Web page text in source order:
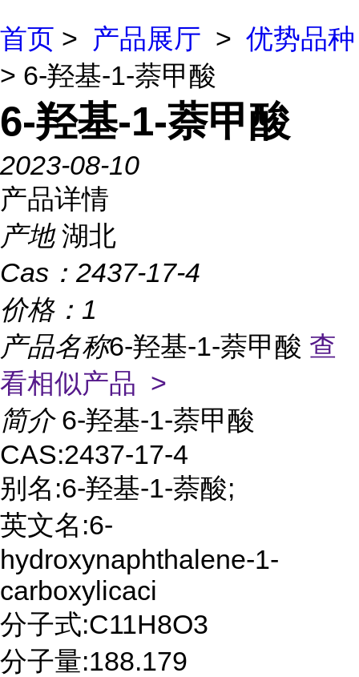
首页 > 产品展厅 > 优势品种
> 6-羟基-1-萘甲酸
6-羟基-1-萘甲酸
2023-08-10
产品详情
产地 湖北
Cas： 2437-17-4
价格： 1
产品名称6-羟基-1-萘甲酸 查
看相似产品 >
简介 6-羟基-1-萘甲酸
CAS:2437-17-4
别名:6-羟基-1-萘酸;
英文名:6-
hydroxynaphthalene-1-
carboxylicaci
分子式:C11H8O3
分子量:188.179